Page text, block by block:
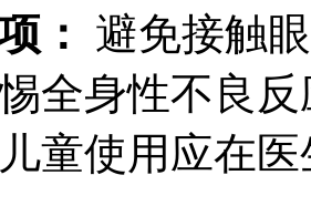
：
避免接触
全身性不良
童使用应在